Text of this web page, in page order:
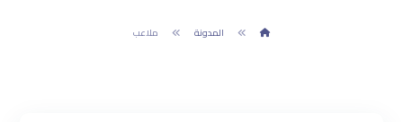
المدونة ملاعب